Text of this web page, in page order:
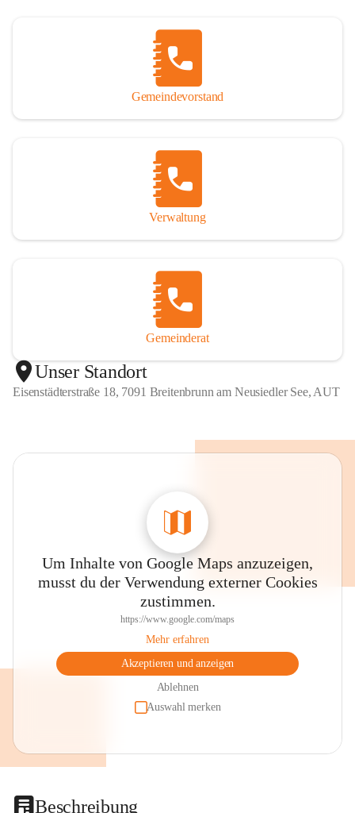
Gemeindevorstand
Verwaltung
Gemeinderat
Unser Standort
Eisenstädterstraße 18, 7091 Breitenbrunn am Neusiedler See, AUT
Um Inhalte von Google Maps anzuzeigen,
musst du der Verwendung externer Cookies
zustimmen.
https://www.google.com/maps
Mehr erfahren
Akzeptieren und anzeigen
Ablehnen
Auswahl merken
Beschreibung